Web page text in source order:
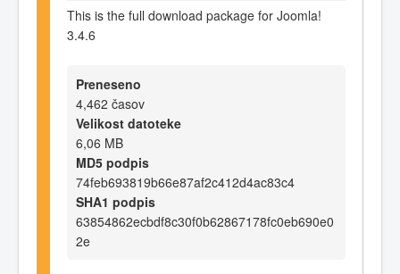
This is the full download package for Joomla!
3.4.6
Preneseno
4,462 časov
Velikost datoteke
6,06 MB
MD5 podpis
74feb693819b66e87af2c412d4ac83c4
SHA1 podpis
63854862ecbdf8c30f0b62867178fc0eb690e0
2e